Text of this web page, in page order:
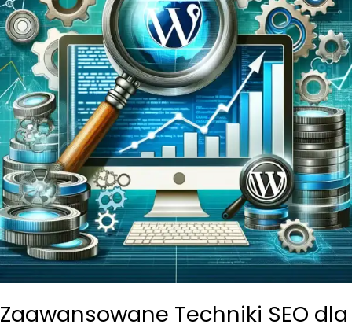
za
to
zabrać?
Zaawansowane Techniki SEO dla